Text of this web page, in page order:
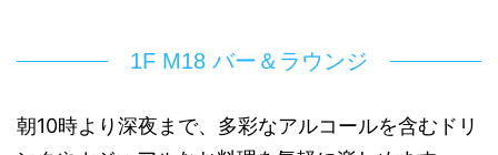
1F M18 バー＆ラウンジ
朝10時より深夜まで、多彩なアルコールを含むドリ